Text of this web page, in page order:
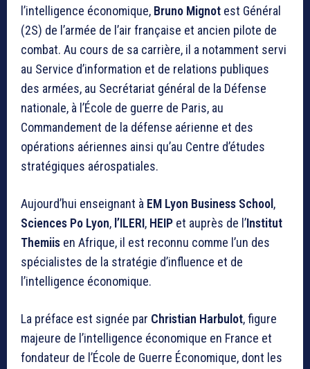
l’intelligence économique, Bruno Mignot est Général
(2S) de l’armée de l’air française et ancien pilote de
combat. Au cours de sa carrière, il a notamment servi
au Service d’information et de relations publiques
des armées, au Secrétariat général de la Défense
nationale, à l’École de guerre de Paris, au
Commandement de la défense aérienne et des
opérations aériennes ainsi qu’au Centre d’études
stratégiques aérospatiales.
Aujourd’hui enseignant à EM Lyon Business School ,
Sciences Po Lyon, l’ILERI, HEIP et auprès de l’Institut
Themiis en Afrique, il est reconnu comme l’un des
spécialistes de la stratégie d’influence et de
l’intelligence économique.
La préface est signée par Christian Harbulot, figure
majeure de l’intelligence économique en France et
fondateur de l’École de Guerre Économique, dont les